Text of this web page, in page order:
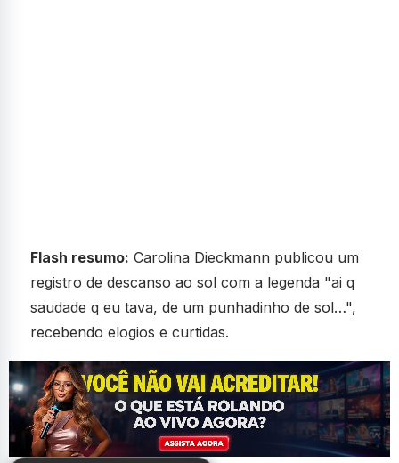
Flash resumo: Carolina Dieckmann publicou um
registro de descanso ao sol com a legenda "ai q
saudade q eu tava, de um punhadinho de sol…",
recebendo elogios e curtidas.